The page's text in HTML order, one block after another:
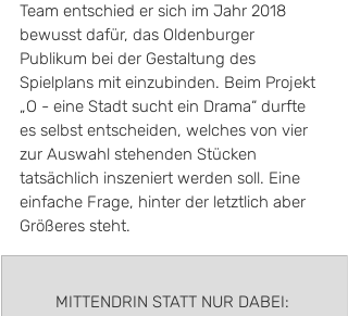
Team entschied er sich im Jahr 2018
bewusst dafür, das Oldenburger
Publikum bei der Gestaltung des
Spielplans mit einzubinden. Beim Projekt
„O - eine Stadt sucht ein Drama“ durfte
es selbst entscheiden, welches von vier
zur Auswahl stehenden Stücken
tatsächlich inszeniert werden soll. Eine
einfache Frage, hinter der letztlich aber
Größeres steht.
MITTENDRIN STATT NUR DABEI​: